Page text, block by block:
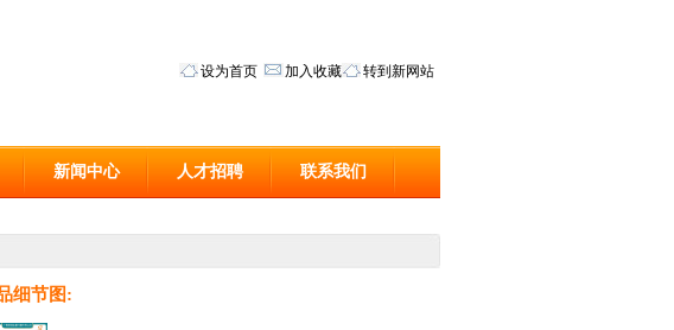
设为首页 加入收藏 转到新网站
新闻中心 人才招聘 联系我们
细节图: